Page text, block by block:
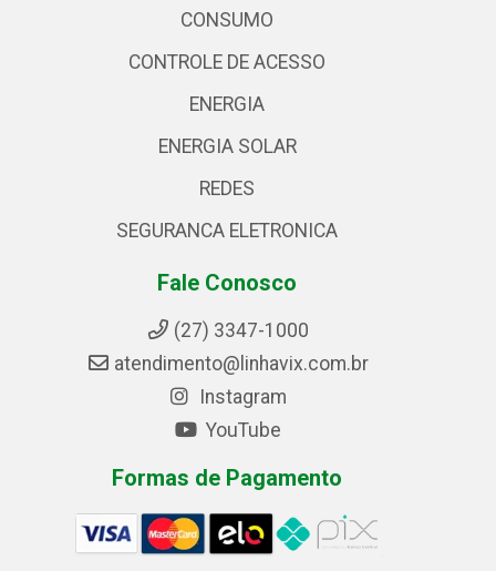
CONSUMO
CONTROLE DE ACESSO
ENERGIA
ENERGIA SOLAR
REDES
SEGURANCA ELETRONICA
Fale Conosco
(27) 3347-1000
atendimento@linhavix.com.br
Instagram
YouTube
Formas de Pagamento